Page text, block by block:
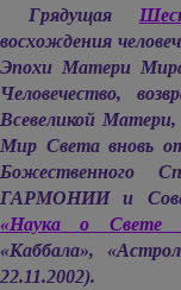
Грядущая
восхождения
Эпохи Матери
Человечество,
Всевеликой
Мир Света вновь
Божественного
ГАРМОНИИ и
«Наука о Свете
«Каббала»,
22.11.2002).